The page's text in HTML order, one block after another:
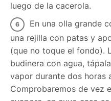
luego de la cacerola.
En una olla grande
una rejilla con patas y
(que no toque el fondo).
budinera con agua,
vapor durante dos horas
Comprobaremos de vez